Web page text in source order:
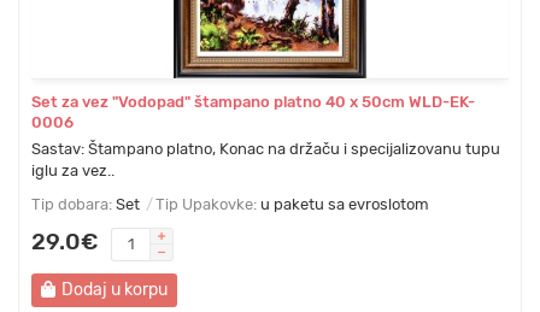
Set za vez "Vodopad" štampano platno 40 х 50cm WLD-EK-
0006
Sastav: Štampano platno, Konac na držaču i specijalizovanu tupu
iglu za vez..
Tip dobara: Set Tip Upakovke: u paketu sa evroslotom
29.0€
Dodaj u korpu